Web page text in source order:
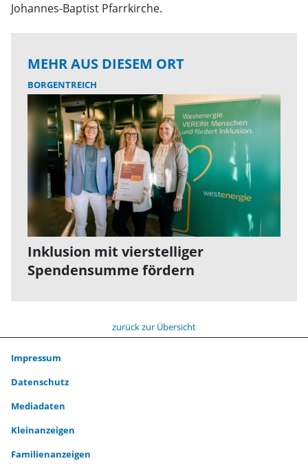
Johannes-Baptist Pfarrkirche.
MEHR AUS DIESEM ORT
BORGENTREICH
Inklusion mit vierstelliger
Spendensumme fördern
zurück zur Übersicht
Impressum
Datenschutz
Mediadaten
Kleinanzeigen
Familienanzeigen